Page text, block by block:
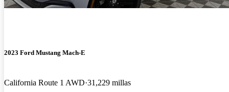
2023 Ford Mustang Mach-E
California Route 1 AWD 31,229 millas